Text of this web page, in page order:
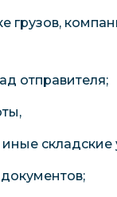
грузов,
отправителя;
складские